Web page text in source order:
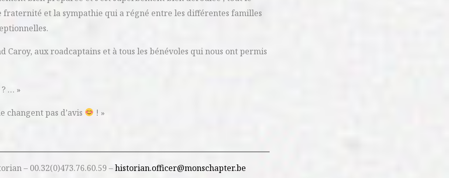
fraternité et la sympathie qui a régné entre les différentes familles
aux roadcaptains et à tous les bénévoles qui nous ont permis
… »
changent pas d’avis ! »
– 00.32(0)473.76.60.59 –historian.officer@monschapter.be